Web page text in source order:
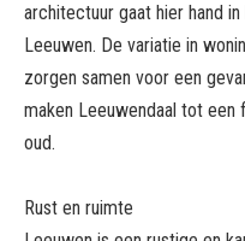
architectuur gaat hier hand
Leeuwen. De variatie in
zorgen samen voor een
maken Leeuwendaal tot
oud.
Rust en ruimte